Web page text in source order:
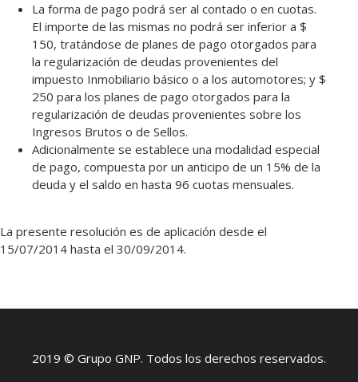
La forma de pago podrá ser al contado o en cuotas.
El importe de las mismas no podrá ser inferior a $
150, tratándose de planes de pago otorgados para
la regularización de deudas provenientes del
impuesto Inmobiliario básico o a los automotores; y $
250 para los planes de pago otorgados para la
regularización de deudas provenientes sobre los
Ingresos Brutos o de Sellos.
Adicionalmente se establece una modalidad especial
de pago, compuesta por un anticipo de un 15% de la
deuda y el saldo en hasta 96 cuotas mensuales.
La presente resolución es de aplicación desde el
15/07/2014 hasta el 30/09/2014.
2019 © Grupo GNP. Todos los derechos reservados.